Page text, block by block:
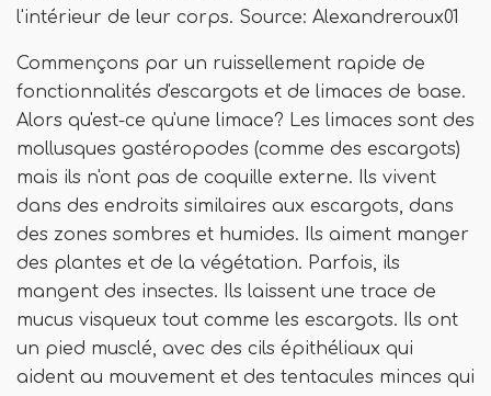
l'intérieur de leur corps. Source: Alexandreroux01
Commençons par un ruissellement rapide de
fonctionnalités d'escargots et de limaces de base.
Alors qu'est-ce qu'une limace? Les limaces sont des
mollusques gastéropodes (comme des escargots)
mais ils n'ont pas de coquille externe. Ils vivent
dans des endroits similaires aux escargots, dans
des zones sombres et humides. Ils aiment manger
des plantes et de la végétation. Parfois, ils
mangent des insectes. Ils laissent une trace de
mucus visqueux tout comme les escargots. Ils ont
un pied musclé, avec des cils épithéliaux qui
aident au mouvement et des tentacules minces qui